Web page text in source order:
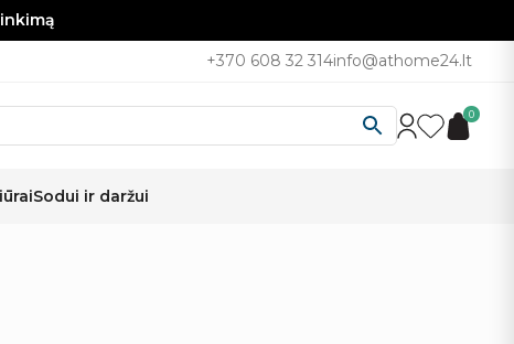
+370 608 32 314info@athome24.lt
0
Sodui ir daržui